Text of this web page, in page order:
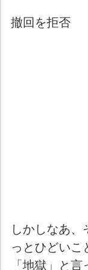
撤回を拒否
しかしなあ、
っとひどいこ
「地獄」と